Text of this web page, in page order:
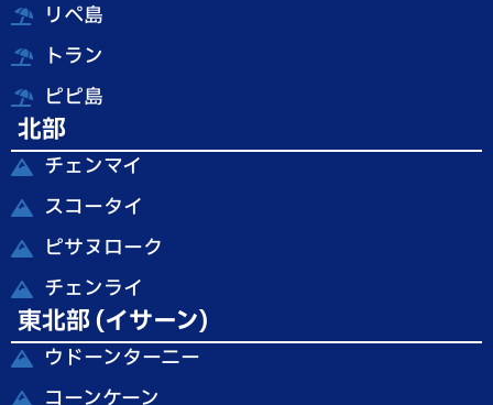
リペ島
トラン
ピピ島
北部
チェンマイ
スコータイ
ピサヌローク
チェンライ
東北部 (イサーン)
ウドーンターニー